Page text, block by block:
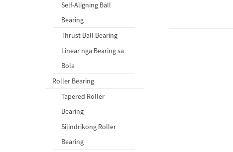
Self-Aligning Ball
Bearing
Thrust Ball Bearing
Linear nga Bearing sa
Bola
Roller Bearing
Tapered Roller
Bearing
Silindrikong Roller
Bearing